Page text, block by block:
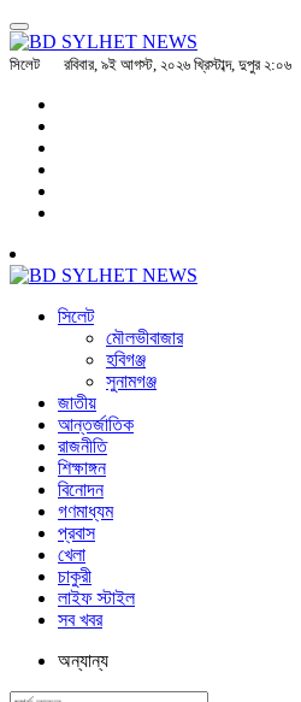
সিলেট রবিবার, ৯ই আগস্ট, ২০২৬ খ্রিস্টাব্দ, দুপুর ২:০৬
সিলেট
মৌলভীবাজার
হবিগঞ্জ
সুনামগঞ্জ
জাতীয়
আন্তর্জাতিক
রাজনীতি
শিক্ষাঙ্গন
বিনোদন
গণমাধ্যম
প্রবাস
খেলা
চাকুরী
লাইফ স্টাইল
সব খবর
অন্যান্য